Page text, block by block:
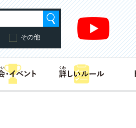
その他
はじめての方へ・あそび方商品情報